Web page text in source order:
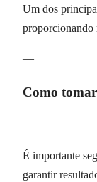
Um dos
proporcionando
—
Como
É importante
garantir